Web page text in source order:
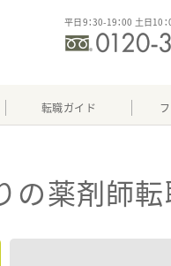
平日9：30-19：00 土日10
転職ガイド
の薬剤師転